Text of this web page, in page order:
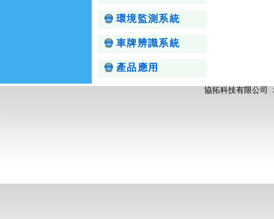
環境監測系統
車牌辨識系統
產品應用
協拓科技有限公司